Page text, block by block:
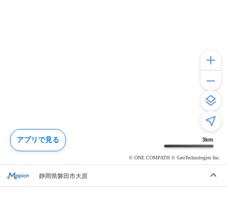
3km
© ONE COMPATH © GeoTechnologies Inc.
静岡県磐田市大原
アプリで見る